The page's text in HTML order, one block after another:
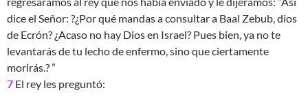
dice el Señor: ?¿Por qué mandas a consultar a Baal Zebub, dios
de Ecrón? ¿Acaso no hay Dios en Israel? Pues bien, ya no te
levantarás de tu lecho de enfermo, sino que ciertamente
morirás.? ”
7 El rey les preguntó: